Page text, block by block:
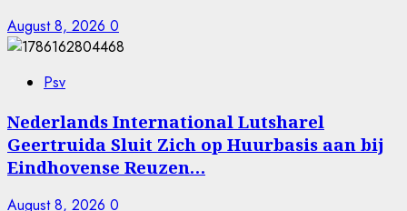
August 8, 2026 0
Psv
Nederlands International Lutsharel
Geertruida Sluit Zich op Huurbasis aan bij
Eindhovense Reuzen…
August 8, 2026 0